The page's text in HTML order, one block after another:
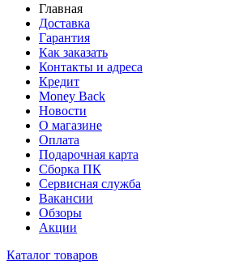
Главная
Доставка
Гарантия
Как заказать
Контакты и адреса
Кредит
Money Back
Новости
О магазине
Оплата
Подарочная карта
Сборка ПК
Сервисная служба
Вакансии
Обзоры
Акции
Каталог товаров